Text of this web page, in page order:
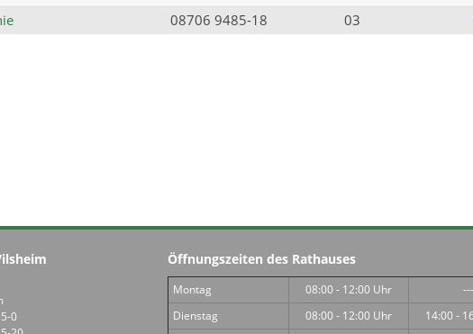
08706 9485-18 03
0
Öffnungszeiten des Rathauses
Montag 08:00 - 12:00 Uhr
---
Dienstag
08:00 - 12:00 Uhr
14:00 -